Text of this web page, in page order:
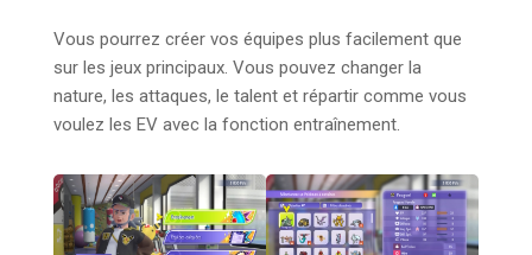
Vous pourrez créer vos équipes plus facilement que
sur les jeux principaux. Vous pouvez changer la
nature, les attaques, le talent et répartir comme vous
voulez les EV avec la fonction entraînement.